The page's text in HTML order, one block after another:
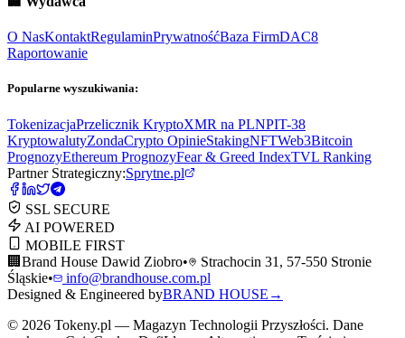
O NasKontaktRegulaminPrywatnośćBaza FirmDAC8
Raportowanie
Popularne wyszukiwania:
TokenizacjaPrzelicznik KryptoXMR na PLNPIT-38
KryptowalutyZondaCrypto OpinieStakingNFTWeb3Bitcoin
PrognozyEthereum PrognozyFear & Greed IndexTVL Ranking
Partner Strategiczny:Sprytne.pl
SSL SECURE
AI POWERED
MOBILE FIRST
🏢 Brand House Dawid Ziobro•
Strachocin 31, 57-550 Stronie
Śląskie•
info@brandhouse.com.pl
Designed & Engineered byBRAND HOUSE →
© 2026 Tokeny.pl — Magazyn Technologii Przyszłości. Dane